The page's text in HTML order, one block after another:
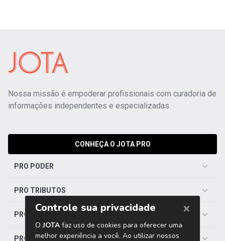
Nossa missão é empoderar profissionais com curadoria de
informações independentes e especializadas.
CONHEÇA O JOTA PRO
PRO PODER
PRO TRIBUTOS
PRO TRABALHISTA
PRO SAÚDE